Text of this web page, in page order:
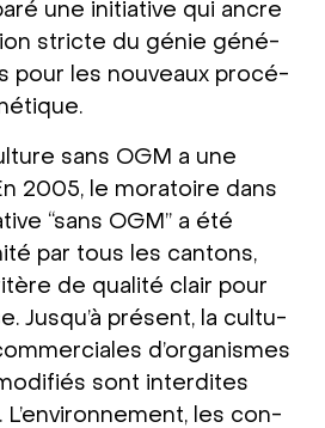
une initia­ti­ve qui ancre
stric­te du génie géné­
pour les nou­veaux pro­cé­
sans OGM a une
2005, le mora­toire dans
“sans OGM” a été
par tous les can­tons,
de qua­li­té clair pour
Jus­qu’à pré­sent, la cul­tu­
d’or­ga­nis­mes
sont inter­di­tes
L’en­vi­ron­ne­ment, les con­